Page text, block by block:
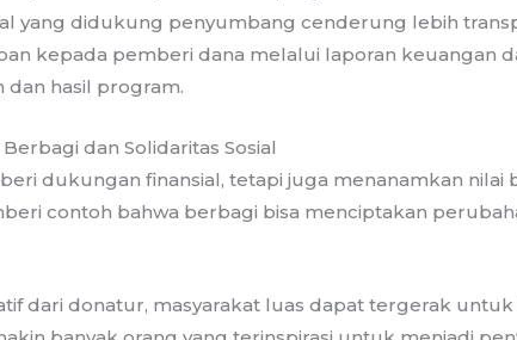
yang didukung penyumbang cenderung lebih
kepada pemberi dana melalui laporan keuangan
hasil program.
dan Solidaritas Sosial
dukungan finansial, tetapi juga menanamkan nilai
contoh bahwa berbagi bisa menciptakan
dari donatur, masyarakat luas dapat tergerak